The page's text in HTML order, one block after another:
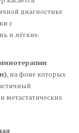
диагностике
с
и лёгкие.
, на фоне которых
метастатических